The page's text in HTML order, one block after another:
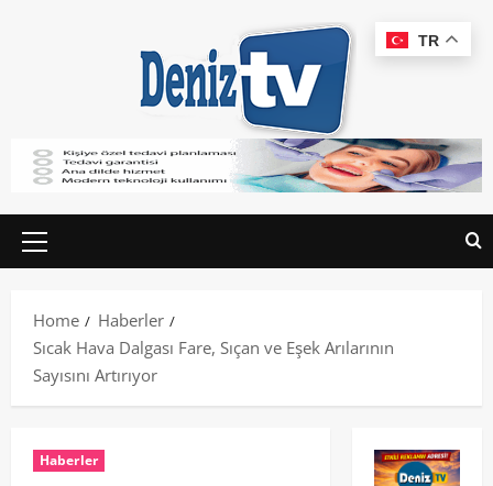
Home
Haberler
Sıcak Hava Dalgası Fare, Sıçan ve Eşek Arılarının
Sayısını Artırıyor
Haberler
TR